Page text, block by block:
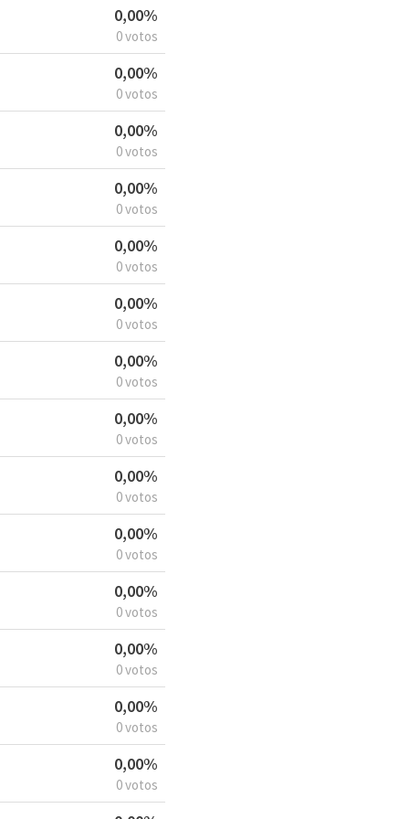
0,00%
0 votos
0,00%
0 votos
0,00%
0 votos
0,00%
0 votos
0,00%
0 votos
0,00%
0 votos
0,00%
0 votos
0,00%
0 votos
0,00%
0 votos
0,00%
0 votos
0,00%
0 votos
0,00%
0 votos
0,00%
0 votos
0,00%
0 votos